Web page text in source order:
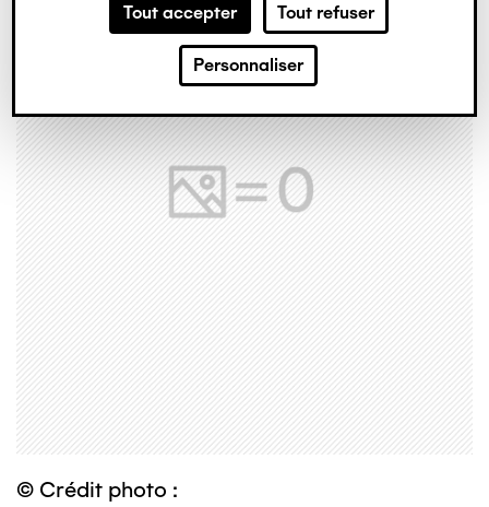
Tout accepter Tout refuser
Personnaliser
© Crédit photo :